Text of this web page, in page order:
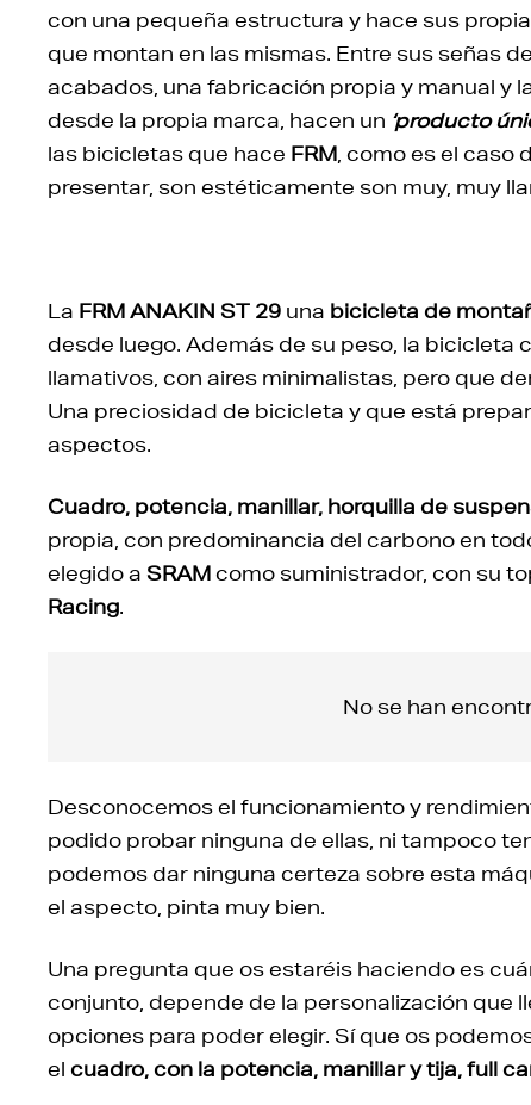
con una pequeña estructura y hace sus
que montan en las mismas. Entre sus señas
acabados, una fabricación propia y manual y
desde la propia marca, hacen un ‘producto
las bicicletas que hace FRM , como es el caso
presentar, son estéticamente son muy, muy
La FRM ANAKIN ST 29 una bicicleta de
desde luego. Además de su peso, la bicicleta
llamativos, con aires minimalistas, pero que
Una preciosidad de bicicleta y que está
aspectos.
Cuadro, potencia, manillar, horquilla de
propia, con predominancia del carbono en
elegido a SRAMcomo suministrador, con su
Racing.
No se han
Desconocemos el funcionamiento y
podido probar ninguna de ellas, ni tampoco
podemos dar ninguna certeza sobre esta
el aspecto, pinta muy bien.
Una pregunta que os estaréis haciendo es
conjunto, depende de la personalización que
opciones para poder elegir. Sí que os
el cuadro, con la potencia, manillar y tija, full